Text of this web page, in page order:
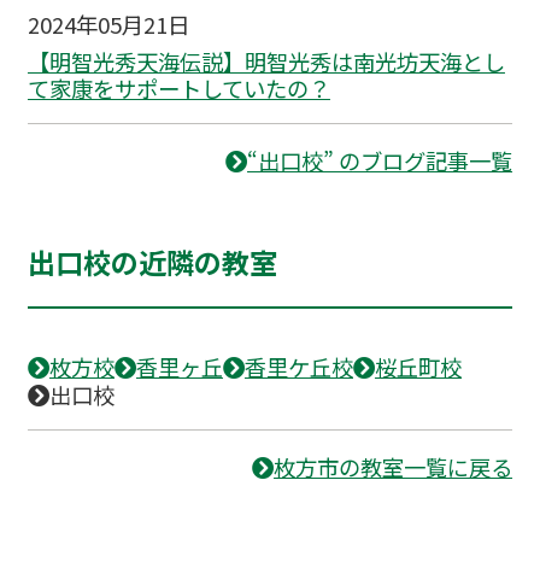
2024年05月21日
【明智光秀天海伝説】明智光秀は南光坊天海とし
て家康をサポートしていたの？
“出口校” のブログ記事一覧
出口校の近隣の教室
枚方校 香里ヶ丘 香里ケ丘校
桜丘町校
出口校
枚方市の教室一覧に戻る